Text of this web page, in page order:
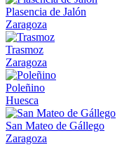
Plasencia de Jalón
Zaragoza
Trasmoz
Zaragoza
Poleñino
Huesca
San Mateo de Gállego
Zaragoza